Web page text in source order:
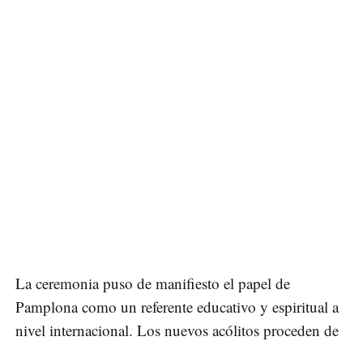
La ceremonia puso de manifiesto el papel de
Pamplona como un referente educativo y espiritual a
nivel internacional. Los nuevos acólitos proceden de